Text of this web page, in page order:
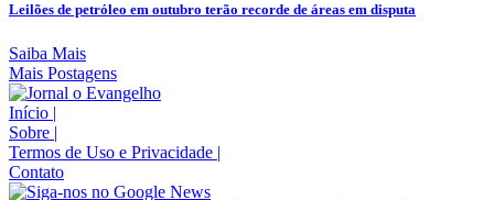
Leilões de petróleo em outubro terão recorde de áreas em disputa
Saiba Mais
Mais Postagens
Início |
Sobre |
Termos de Uso e Privacidade |
Contato